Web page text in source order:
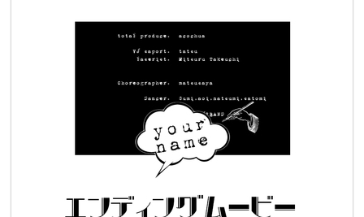
前回＠高円寺Highでのワンマンショーでは短い準備期間と少な
ステージを一緒に作ってくれた人たちは「いいショーを作る」
という熱意だけで、ほぼ見返りなしで協力してくれました。本
当に感謝してもしきれません。
が取れず、細かなすり合わせをすることができない状態で本番